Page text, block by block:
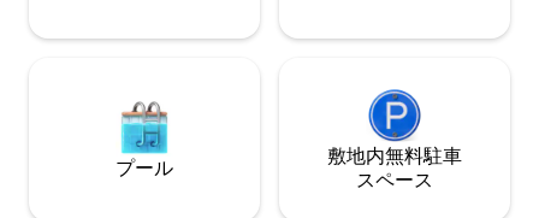
プール
敷地内無料駐⁠車
ス⁠ペ⁠ー⁠ス